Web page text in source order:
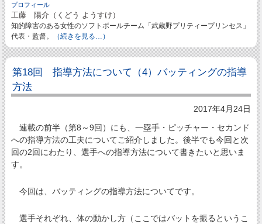
プロフィール
工藤 陽介（くどう ようすけ）
知的障害のある女性のソフトボールチーム「武蔵野プリティープリンセス」
代表・監督。
（続きを見る…）
第18回 指導方法について（4）バッティングの指導
方法
2017年4月24日
連載の前半（第8～9回）にも、一塁手・ピッチャー・セカンド
への指導方法の工夫についてご紹介しました。後半でも今回と次
回の2回にわたり、選手への指導方法について書きたいと思いま
す。
今回は、バッティングの指導方法についてです。
選手それぞれ、体の動かし方（ここではバットを振るというこ